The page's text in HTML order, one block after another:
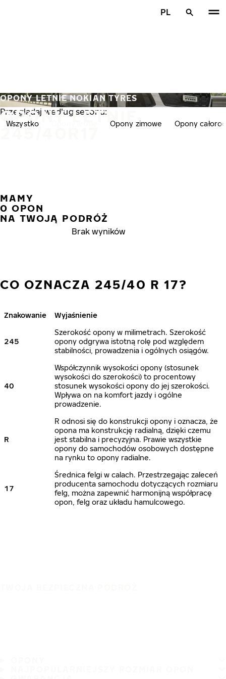
PL
OPONY LETNIE
245/40R17
OPONY LETNIE NOKIAN TYRES
Przeglądaj według sezonu:
Wszystko Opony zimowe Opony
MAMY
0 OPON
NA TWOJĄ PODRÓŻ
Brak wyników
CO OZNACZA 245/40 R 17?
Znakowanie Wyjaśnienie
245
Szerokość opony w milimetrach. Szerokość
opony odgrywa istotną rolę pod względem
stabilności, prowadzenia i ogólnych osiągów.
40
Współczynnik wysokości opony (stosunek
wysokości do szerokości) to procentowy
stosunek wysokości opony do jej szerokości.
Wpływa on na komfort jazdy i ogólne
prowadzenie.
R
R odnosi się do konstrukcji opony i oznacza, że
opona ma konstrukcję radialną, dzięki czemu
jest stabilna i precyzyjna. Prawie wszystkie
opony do samochodów osobowych dostępne
na rynku to opony radialne.
17
Średnica felgi w calach. Przestrzegając zaleceń
producenta samochodu dotyczących rozmiaru
felg, można zapewnić harmonijną współpracę
opon, felg oraz układu hamulcowego.